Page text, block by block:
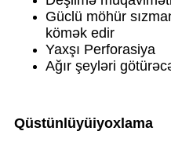
Güclü möhür
kömək edir
Yaxşı Perforasiya
Ağır şeyləri
Qüstünlüyüiyoxlama